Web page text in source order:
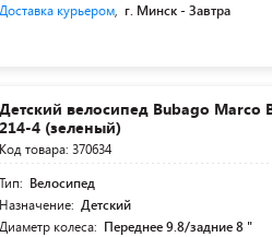
Доставка курьером, г. Минск -Завтра
Детский велосипед Bubago Marco
214-4 (зеленый)
Код товара: 370634
Тип: Велосипед
Назначение: Детский
Диаметр колеса: Переднее 9.8/задние 8 "